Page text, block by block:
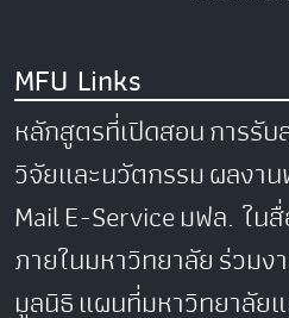
MFU Links
หลักสูตรที่เปิดสอนการรั
วิจัยและนวัตกรรมผลงา
MailE-Serviceมฟล. ใน
ภายในมหาวิทยาลัยร่วมง
มูลนิธิแผนที่มหาวิทยาลัย